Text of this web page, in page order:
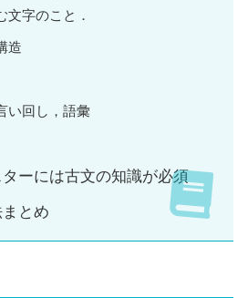
文字のこと．
造
い回し，語彙
ーには古文の知識が必須
とめ